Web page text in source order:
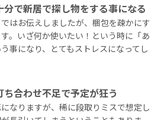
で新居で探し物をする事になる
はお伝えしましたが、梱包を疎かにす
。いざ何か使いたい！という時に「あ
事になり、とてもストレスになってし
合わせ不足で予定が狂う
なりますが、稀に段取りミスで想定し